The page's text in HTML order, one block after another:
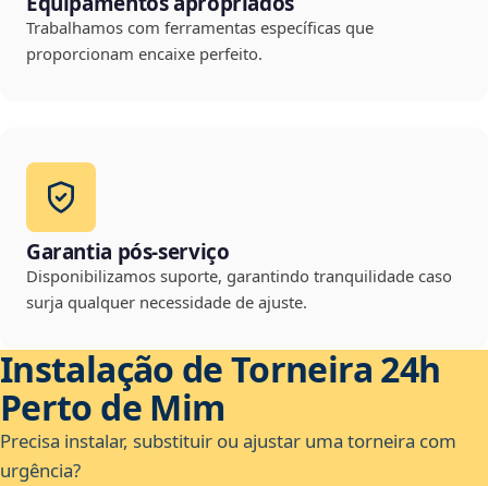
Trabalhamos com ferramentas específicas que
proporcionam encaixe perfeito.
Garantia pós-serviço
Disponibilizamos suporte, garantindo tranquilidade caso
surja qualquer necessidade de ajuste.
Instalação de Torneira 24h
Perto de Mim
Precisa instalar, substituir ou ajustar uma torneira com
urgência?